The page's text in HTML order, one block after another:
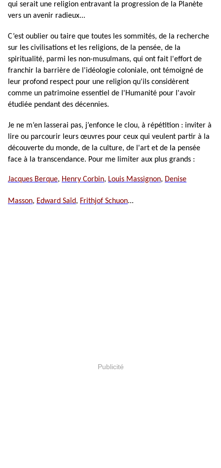
qui serait une religion entravant la progression de la Planète
vers un avenir radieux...
C’est oublier ou taire que toutes les sommités, de la recherche
sur les civilisations et les religions, de la pensée, de la
spiritualité, parmi les non-musulmans, qui ont fait l'effort de
franchir la barrière de l'idéologie coloniale, ont témoigné de
leur profond respect pour une religion qu'ils considèrent
comme un patrimoine essentiel de l'Humanité pour l'avoir
étudiée pendant des décennies.
Je ne m’en lasserai pas, j’enfonce le clou, à répétition : inviter à
lire ou parcourir leurs œuvres pour ceux qui veulent partir à la
découverte du monde, de la culture, de l'art et de la pensée
face à la transcendance. Pour me limiter aux plus grands :
Jacques Berque, Henry Corbin, Louis Massignon, Denise
Masson, Edward Saïd, Frithjof Schuon...
Publicité